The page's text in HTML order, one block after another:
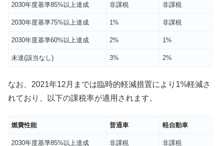
2030年度基準85%以上達成 非課税 非課税
2030年度基準75%以上達成 1% 非課税
2030年度基準60%以上達成 2% 1%
未達(該当なし) 3% 2%
なお、2021年12月までは臨時的軽減措置により1%軽減さ
れており、以下の課税率が適用されます。
燃費性能 普通車 軽自動車
2030年度基準85%以上達成 非課税 非課税